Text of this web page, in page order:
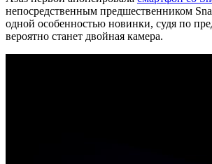
непосредственным предшественником
одной особенностью новинки, судя по
вероятно станет двойная камера.